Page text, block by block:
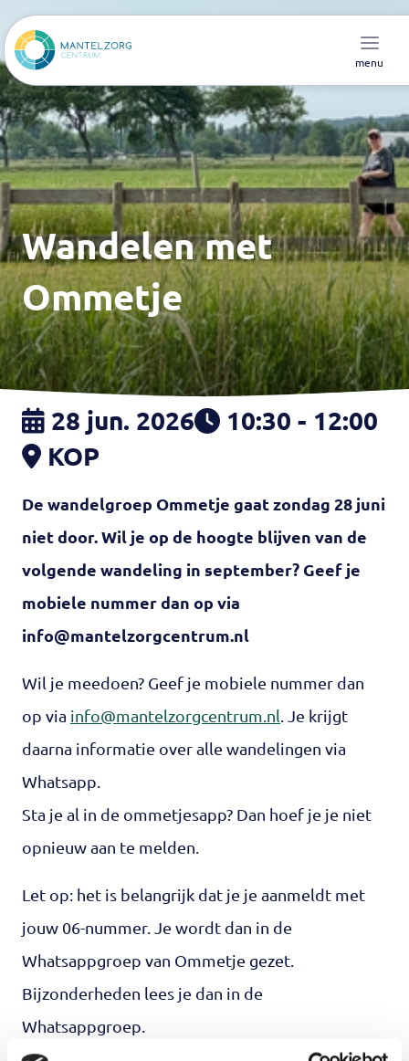
menu
Wandelen met
Ommetje
28 jun. 2026
10:30 - 12:00
KOP
De wandelgroep Ommetje gaat zondag 28 juni
niet door. Wil je op de hoogte blijven van de
volgende wandeling in september? Geef je
mobiele nummer dan op via
info@mantelzorgcentrum.nl
Wil je meedoen? Geef je mobiele nummer dan
op via info@mantelzorgcentrum.nl . Je krijgt
daarna informatie over alle wandelingen via
Whatsapp.
Sta je al in de ommetjesapp? Dan hoef je je niet
opnieuw aan te melden.
Let op: het is belangrijk dat je je aanmeldt met
jouw 06-nummer. Je wordt dan in de
Whatsappgroep van Ommetje gezet.
Bijzonderheden lees je dan in de
Whatsappgroep.